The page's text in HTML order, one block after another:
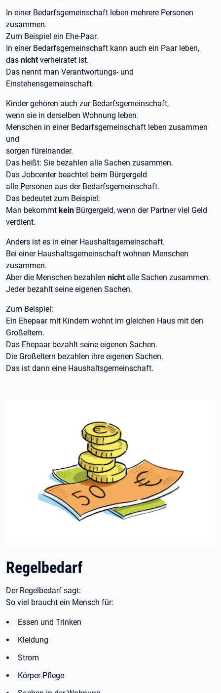
In einer Bedarfsgemeinschaft leben mehrere Personen
zusammen.
Zum Beispiel ein Ehe-Paar.
In einer Bedarfsgemeinschaft kann auch ein Paar leben,
das nichtverheiratet ist.
Das nennt man Verantwortungs- und
Einstehensgemeinschaft.
Kinder gehören auch zur Bedarfsgemeinschaft,
wenn sie in derselben Wohnung leben.
Menschen in einer Bedarfsgemeinschaft leben zusammen
und
sorgen füreinander.
Das heißt: Sie bezahlen alle Sachen zusammen.
Das Jobcenter beachtet beim Bürgergeld
alle Personen aus der Bedarfsgemeinschaft.
Das bedeutet zum Beispiel:
Man bekommt kein Bürgergeld, wenn der Partner viel Geld
verdient.
Anders ist es in einer Haushaltsgemeinschaft.
Bei einer Haushaltsgemeinschaft wohnen Menschen
zusammen.
Aber die Menschen bezahlen nichtalle Sachen zusammen.
Jeder bezahlt seine eigenen Sachen.
Zum Beispiel:
Ein Ehepaar mit Kindern wohnt im gleichen Haus mit den
Großeltern.
Das Ehepaar bezahlt seine eigenen Sachen.
Die Großeltern bezahlen ihre eigenen Sachen.
Das ist dann eine Haushaltsgemeinschaft.
Regelbedarf
Der Regelbedarf sagt:
So viel braucht ein Mensch für:
Essen und Trinken
Kleidung
Strom
Körper-Pflege